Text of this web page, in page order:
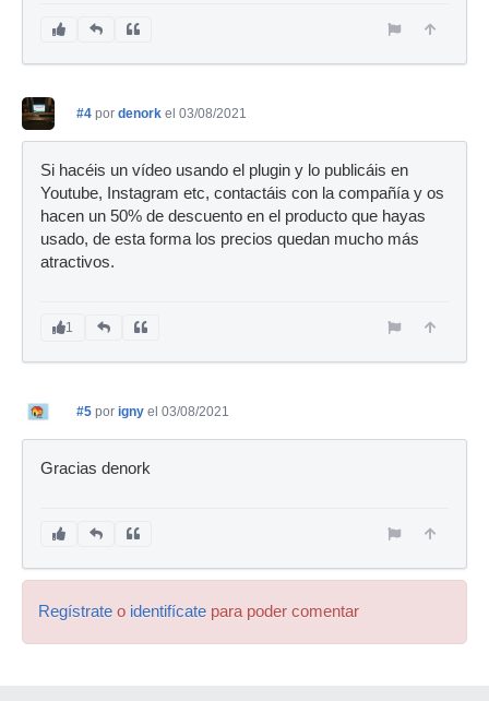
#4 por denork el 03/08/2021
Si hacéis un vídeo usando el plugin y lo publicáis en
Youtube, Instagram etc, contactáis con la compañía y os
hacen un 50% de descuento en el producto que hayas
usado, de esta forma los precios quedan mucho más
atractivos.
1
#5 por igny el 03/08/2021
Gracias denork
Regístrate o identifícate para poder comentar